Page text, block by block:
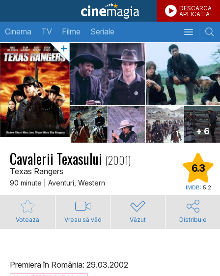
DESCARCA
APLICATIA
Cinema TV Filme Seriale
+ 6
Cavalerii Texasului (2001)
Texas Rangers
90 minute | Aventuri, Western
6.3
IMDB: 5.2
Votează Vreau să văd Văzut Distribuie
Premiera în România: 29.03.2002